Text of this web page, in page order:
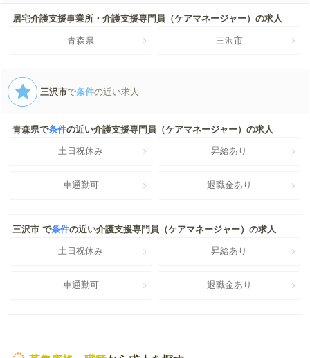
居宅介護支援事業所・介護支援専門員（ケアマネージャー）の求人
青森県 三沢市
三沢市で条件の近い求人
青森県で条件の近い介護支援専門員（ケアマネージャー）の求人
土日祝休み 昇給あり
車通勤可 退職金あり
三沢市 で条件の近い介護支援専門員（ケアマネージャー）の求人
土日祝休み 昇給あり
車通勤可 退職金あり